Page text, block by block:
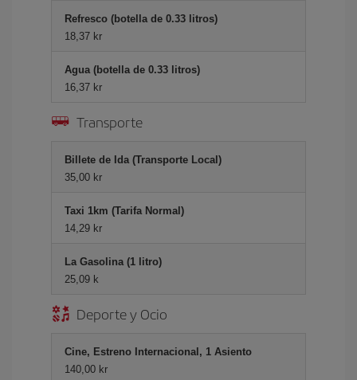
Refresco (botella de 0.33 litros)
18,37 kr
Agua (botella de 0.33 litros)
16,37 kr
Transporte
Billete de Ida (Transporte Local)
35,00 kr
Taxi 1km (Tarifa Normal)
14,29 kr
La Gasolina (1 litro)
25,09 k
Deporte y Ocio
Cine, Estreno Internacional, 1 Asiento
140,00 kr